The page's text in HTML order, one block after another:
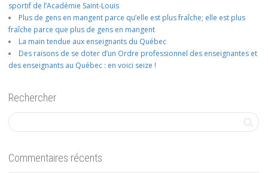
sportif de l’Académie Saint-Louis
Plus de gens en mangent parce qu’elle est plus fraîche; elle est plus
fraîche parce que plus de gens en mangent
La main tendue aux enseignants du Québec
Des raisons de se doter d’un Ordre professionnel des enseignantes et
des enseignants au Québec : en voici seize !
Rechercher
Commentaires récents